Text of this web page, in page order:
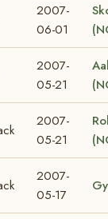
2007-
06-01
2007-
05-21
2007-
05-21
2007-
05-17